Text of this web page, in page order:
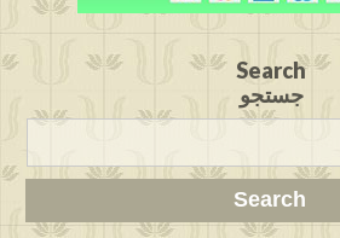
Search
جستجو